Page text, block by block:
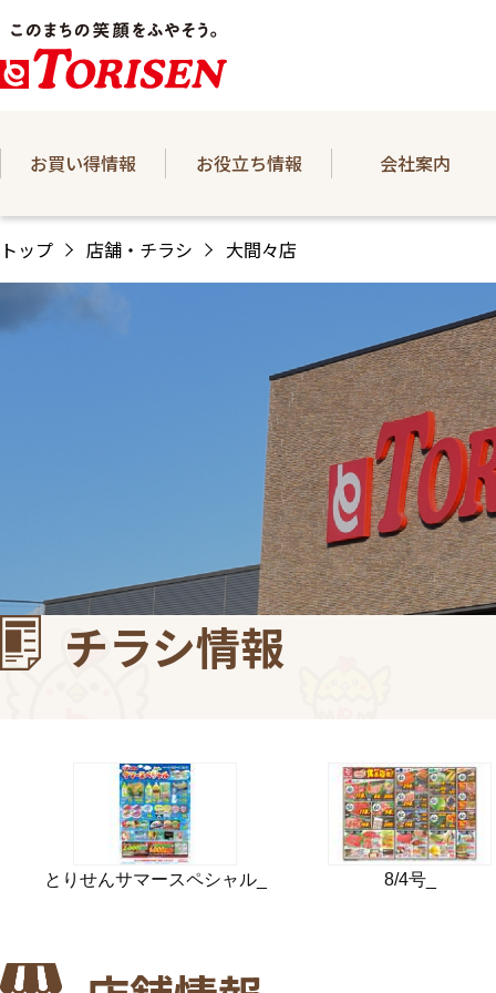
お買い得情報 お役立ち情報 会社案内
トップ 店舗・チラシ 大間々店
チラシ情報
とりせんサマースペシャル_ 8/4号_